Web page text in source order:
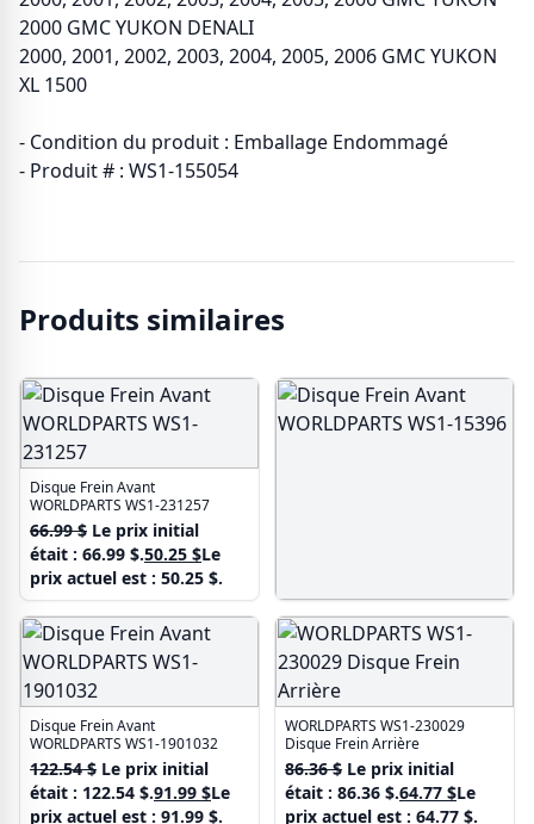
2000 GMC YUKON DENALI
2000, 2001, 2002, 2003, 2004, 2005, 2006 GMC YUKON
XL 1500
- Condition du produit : Emballage Endommagé
- Produit # : WS1-155054
Produits similaires
Disque Frein Avant
WORLDPARTS WS1-231257
66.99$ Le prix initial
était : 66.99 $.50.25 $Le
prix actuel est : 50.25 $.
Disque Frein Avant
WORLDPARTS WS1-15396
75.48$ Le prix initial
était : 75.48 $.
prix actuel est : 56.61 $.
Disque Frein Avant
WORLDPARTS WS1-1901032
122.54$ Le prix initial
était : 122.54 $.91.99 $Le
prix actuel est : 91.99 $.
WORLDPARTS WS1-230029
Disque Frein Arrière
86.36$ Le prix initial
était : 86.36 $.64.77 $Le
prix actuel est : 64.77 $.